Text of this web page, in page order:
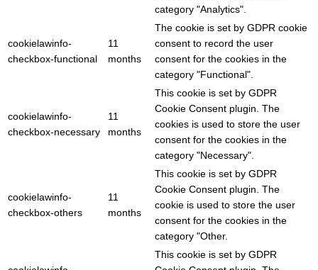
category "Analytics".
cookielawinfo-
checkbox-functional
11
months
The cookie is set by GDPR cookie
consent to record the user
consent for the cookies in the
category "Functional".
cookielawinfo-
checkbox-necessary
11
months
This cookie is set by GDPR
Cookie Consent plugin. The
cookies is used to store the user
consent for the cookies in the
category "Necessary".
cookielawinfo-
checkbox-others
11
months
This cookie is set by GDPR
Cookie Consent plugin. The
cookie is used to store the user
consent for the cookies in the
category "Other.
This cookie is set by GDPR